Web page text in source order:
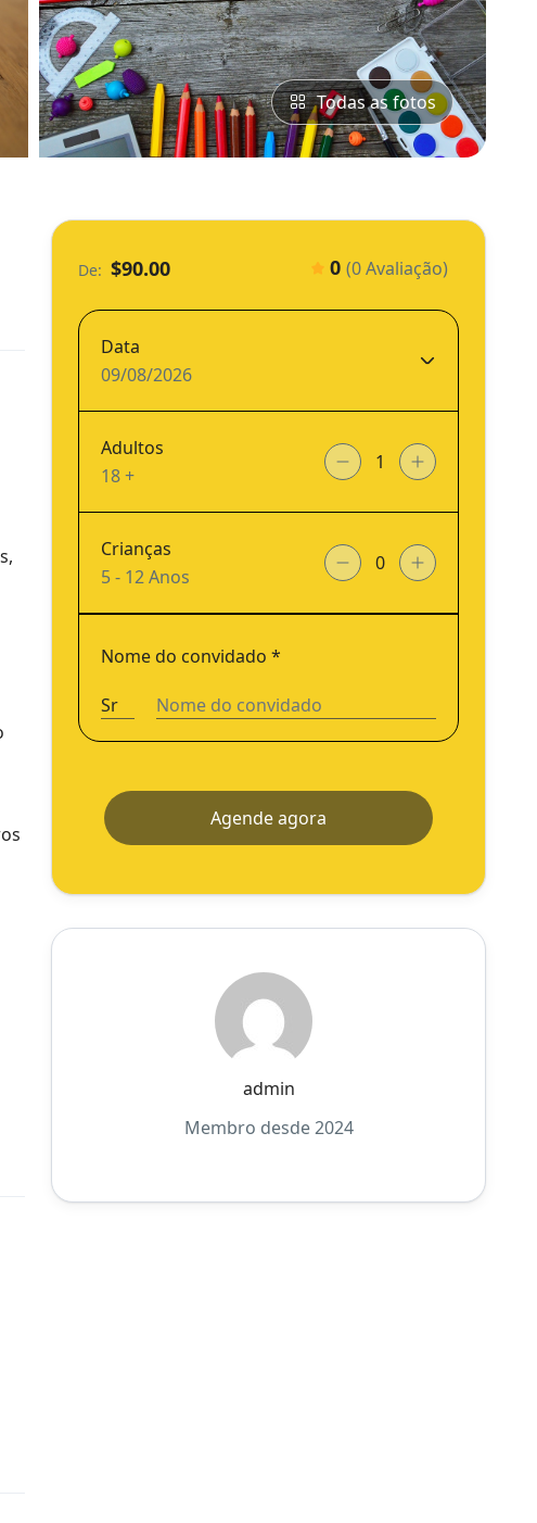
Todas as fotos
De: $90.00 0 (0 Avaliação)
Data
09/08/2026
Adultos
18 +
Crianças
5 - 12 Anos
Nome do convidado *
Agende agora
admin
Membro desde 2024